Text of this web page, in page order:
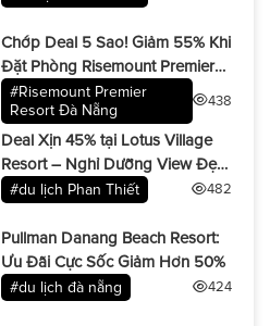
Chớp Deal 5 Sao! Giảm 55% Khi
Đặt Phòng Risemount Premier
Resort
#Risemount Premier
Resort Đà Nẵng
438
Deal Xịn 45% tại Lotus Village
Resort – Nghỉ Dưỡng View Đẹp
Miễn Bàn!
#du lịch Phan Thiết 482
Pullman Danang Beach Resort:
Ưu Đãi Cực Sốc Giảm Hơn 50%
#du lịch đà nẵng 424